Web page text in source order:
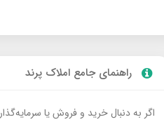
راهنمای جامع املاک پرند
اگر به دنبال خرید و فروش یا